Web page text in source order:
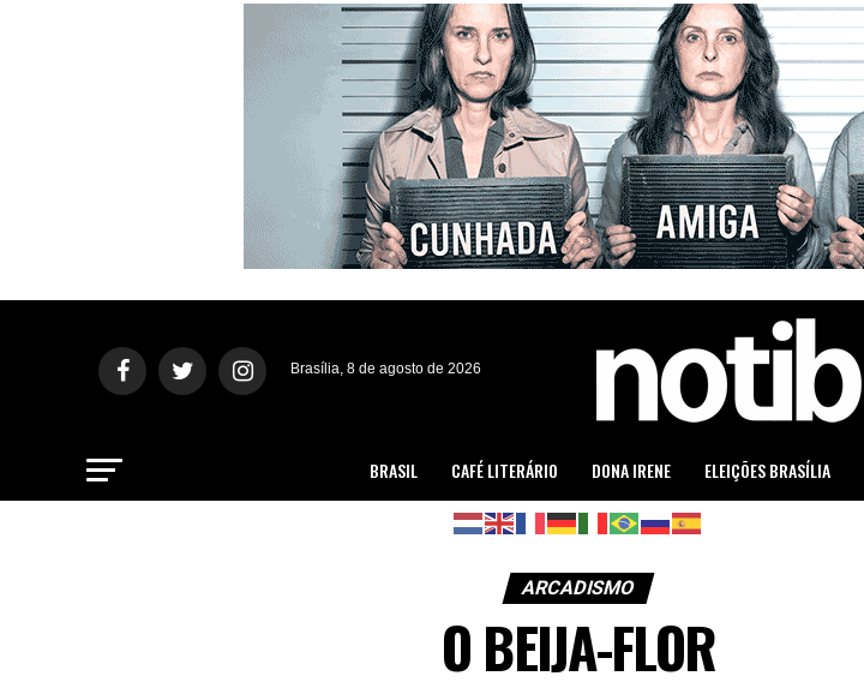
Brasília, 8 de agosto de 2026
BRASIL CAFÉ LITERÁRIO DONA IRENE ELEIÇÕES BRASÍLIA
ARCADISMO
O BEIJA-FLOR